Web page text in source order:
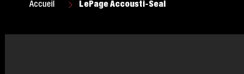
Accueil LePage Accousti-Seal